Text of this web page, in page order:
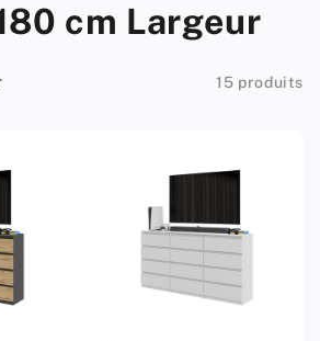
cm Largeur
15 produits